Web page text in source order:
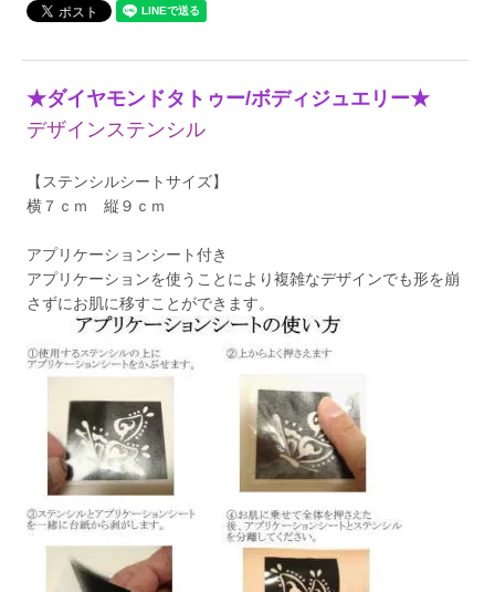
★ダイヤモンドタトゥー/ボディジュエリー★
デザインステンシル
【ステンシルシートサイズ】
横７ｃｍ 縦９ｃｍ
アプリケーションシート付き
アプリケーションを使うことにより複雑なデザインでも形を崩
さずにお肌に移すことができます。